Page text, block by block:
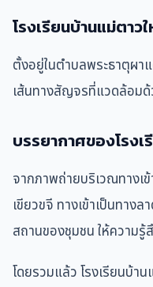
โรงเรียนบ้านแม่ตาว
ตั้งอยู่ในตำบลพระธาตุผา
เส้นทางสัญจรที่แวดล้อม
บรรยากาศของโรงเ
จากภาพถ่ายบริเวณทางเ
เขียวขจี ทางเข้าเป็นทาง
สถานของชุมชน ให้ความรู้
โดยรวมแล้ว โรงเรียนบ้า